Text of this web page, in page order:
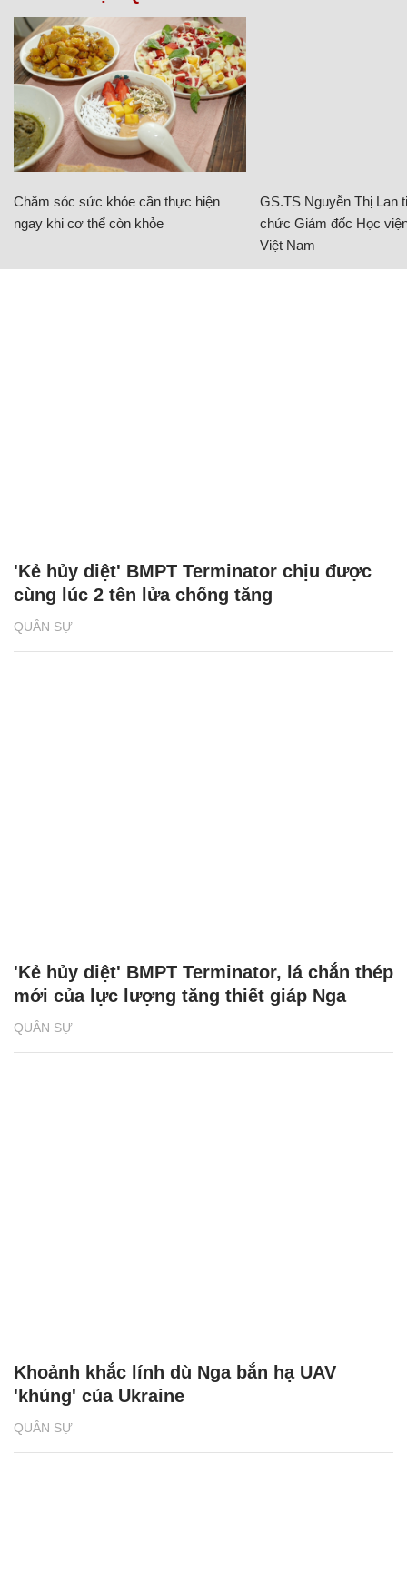
Chăm sóc sức khỏe cần thực hiện
ngay khi cơ thể còn khỏe
GS.TS Nguyễn Thị Lan
chức Giám đốc Học
Việt Nam
QUÂN SỰ
'Kẻ hủy diệt' BMPT Terminator chịu được
cùng lúc 2 tên lửa chống tăng
QUÂN SỰ
'Kẻ hủy diệt' BMPT Terminator, lá chắn thép
mới của lực lượng tăng thiết giáp Nga
QUÂN SỰ
Khoảnh khắc lính dù Nga bắn hạ UAV
'khủng' của Ukraine